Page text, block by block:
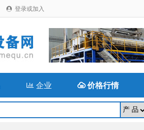
 登录或加入
企业 价格行情